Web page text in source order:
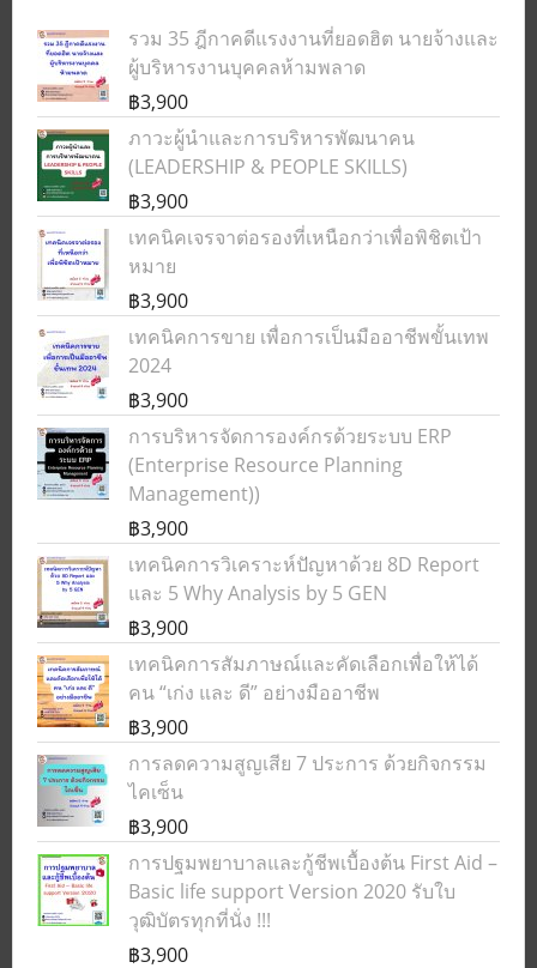
รวม 35 ฎีกาคดีแรงงานที่ยอดฮิต นายจ้างและ
ผู้บริหารงานบุคคลห้ามพลาด
฿3,900
ภาวะผู้นำและการบริหารพัฒนาคน
(LEADERSHIP & PEOPLE SKILLS)
฿3,900
เทคนิคเจรจาต่อรองที่เหนือกว่าเพื่อพิชิตเป้า
หมาย
฿3,900
เทคนิคการขาย เพื่อการเป็นมืออาชีพขั้นเทพ
2024
฿3,900
การบริหารจัดการองค์กรด้วยระบบ ERP
(Enterprise Resource Planning
Management))
฿3,900
เทคนิคการวิเคราะห์ปัญหาด้วย 8D Report
และ 5 Why Analysis by 5 GEN
฿3,900
เทคนิคการสัมภาษณ์และคัดเลือกเพื่อให้ได้
คน “เก่ง และ ดี” อย่างมืออาชีพ
฿3,900
การลดความสูญเสีย 7 ประการ ด้วยกิจกรรม
ไคเซ็น
฿3,900
การปฐมพยาบาลและกู้ชีพเบื้องต้น First Aid –
Basic life support Version 2020 รับใบ
วุฒิบัตรทุกที่นั่ง !!!
฿3,900